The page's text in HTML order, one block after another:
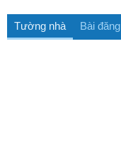
Tường nhà Bài đăng